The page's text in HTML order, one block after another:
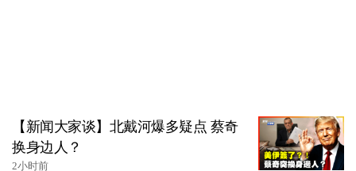
【新闻大家谈】北戴河爆多疑点 蔡奇
换身边人？
2小时前